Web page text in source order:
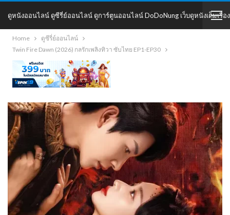
ดูหนังออนไลน์ ดูซีรี่ย์ออนไลน์ ดูการ์ตูนออนไลน์ DoDoNung เว็บดูหนังเต็มเรื่อง
DoDoNung
Home
ดูซีรี่ย์ออนไลน์
Twin Fire Dawn (2026) กลรักเพลิงทิวา ซับไทย EP1-EP30